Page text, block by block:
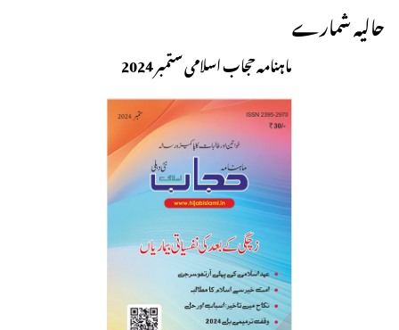
حالیہ شمارے
ماہنامہ حجاب اسلامی ستمبر 2024